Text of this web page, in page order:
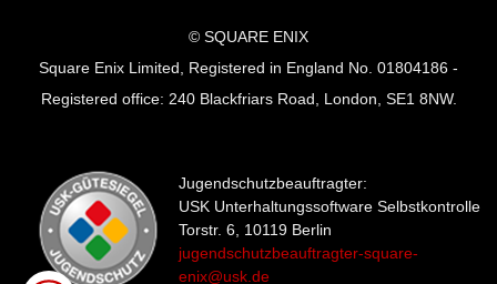
© SQUARE ENIX
Square Enix Limited, Registered in England No. 01804186 -
Registered office: 240 Blackfriars Road, London, SE1 8NW.
Jugendschutzbeauftragter:
USK Unterhaltungssoftware Selbstkontrolle
Torstr. 6, 10119 Berlin
jugendschutzbeauftragter-square-
enix@usk.de